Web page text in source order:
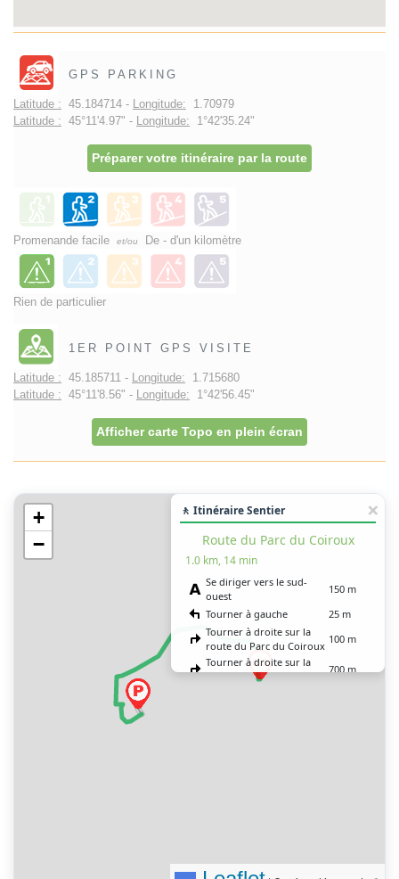
GPS PARKING
Latitude : 45.184714 - Longitude: 1.70979
Latitude : 45°11'4.97" - Longitude: 1°42'35.24"
Préparer votre itinéraire par la route
Promenande facile et/ou De - d'un kilomètre
Rien de particulier
1ER POINT GPS VISITE
Latitude : 45.185711 - Longitude: 1.715680
Latitude : 45°11'8.56" - Longitude: 1°42'56.45"
Afficher carte Topo en plein écran
+
−
🚶 Itinéraire Sentier
Route du Parc du Coiroux
1.0 km, 14 min
Se diriger vers le sud-
ouest
150 m
Tourner à gauche
25 m
Tourner à droite sur la
route du Parc du Coiroux
100 m
Tourner à droite sur la
route du Parc du Coiroux
700 m